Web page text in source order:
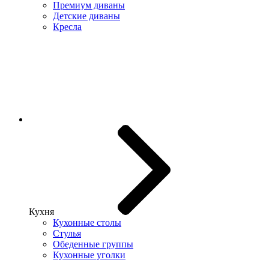
Премиум диваны
Детские диваны
Кресла
Кухня
Кухонные столы
Стулья
Обеденные группы
Кухонные уголки